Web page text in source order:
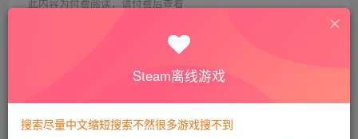
此内容为付费阅读，请付费后查看
开通会员
Steam离线游戏
搜索尽量中文缩短搜索不然很多游戏搜不到